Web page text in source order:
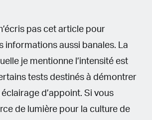
pas cet article pour
informations aussi banales. La
je mentionne l’intensité est
tests destinés à démontrer
éclairage d’appoint. Si vous
de lumière pour la culture de